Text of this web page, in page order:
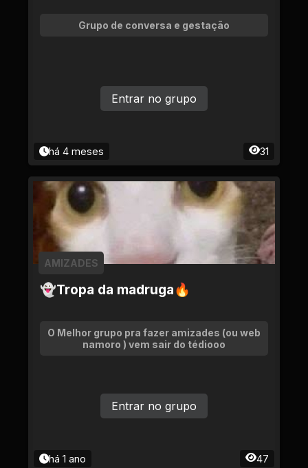
Grupo de conversa e gestação
há 4 meses 31
Entrar no grupo
👻Tropa da madruga🔥
AMIZADES
O Melhor grupo pra fazer amizades (ou web
namoro ) vem sair do tédiooo
há 1 ano 47
Entrar no grupo